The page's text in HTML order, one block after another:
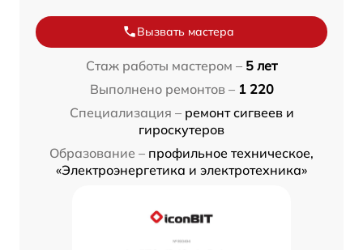
Вызвать мастера
Стаж работы мастером – 5 лет
Выполнено ремонтов – 1 220
Специализация – ремонт сигвеев и
гироскутеров
Образование – профильное техническое,
«Электроэнергетика и электротехника»